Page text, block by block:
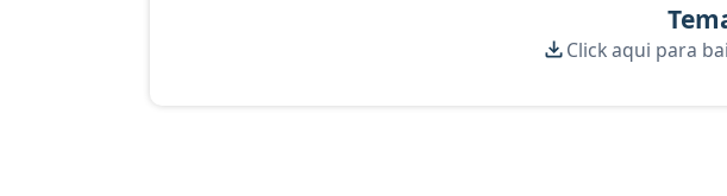
Click aqui para